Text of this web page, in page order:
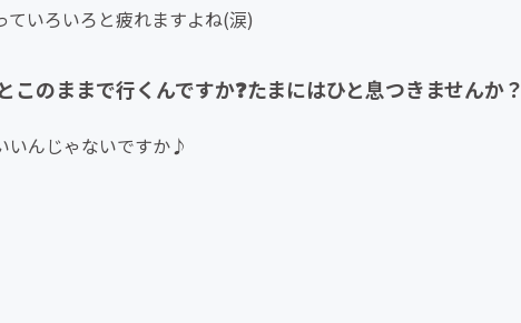
いろいろと疲れますよね(涙)
このままで行くんですか❓️たまにはひと息つきませんか？
いんじゃないですか♪